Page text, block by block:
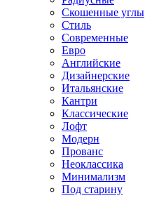
Скошенные углы
Стиль
Современные
Евро
Английские
Дизайнерские
Итальянские
Кантри
Классические
Лофт
Модерн
Прованс
Неоклассика
Минимализм
Под старину